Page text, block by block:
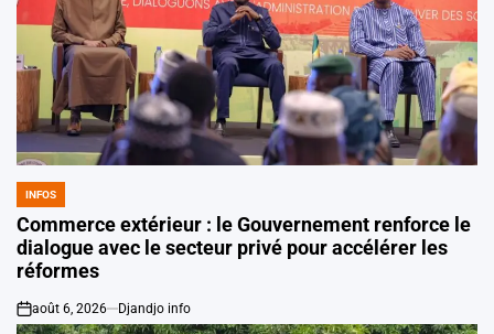
POSTED
IN
INFOS
Commerce extérieur : le Gouvernement renforce le
dialogue avec le secteur privé pour accélérer les
réformes
on
août 6, 2026 Djandjo info